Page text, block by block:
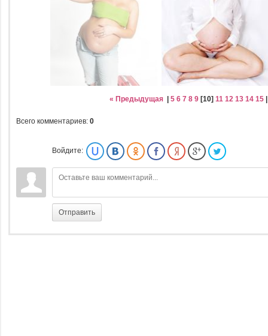
« Предыдущая| 5 6 7 8 9[10] 11 12 13 14 15
Всего комментариев: 0
Войдите:
Отправить